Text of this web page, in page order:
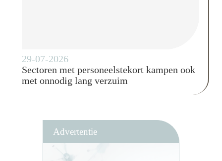
29-07-2026
Sectoren met personeelstekort kampen ook
met onnodig lang verzuim
Advertentie